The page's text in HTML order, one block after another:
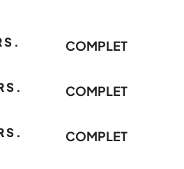
COMPLET
COMPLET
COMPLET